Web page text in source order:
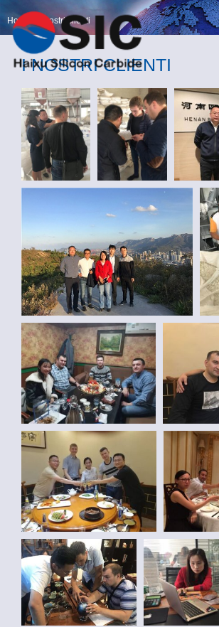
Home I nostri clienti
I NOSTRI CLIENTI